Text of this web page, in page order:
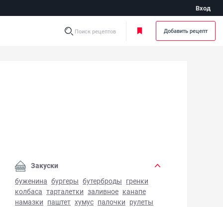
Вход
Поиск рецептов Добавить рецепт
из бобра - фото готового блюда
Закуски
буженина бургеры бутерброды гренки
колбаса тарталетки заливное канапе
намазки паштет хумус палочки рулеты